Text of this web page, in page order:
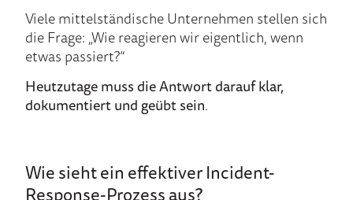
Viele mittelständische Unternehmen stellen sich
die Frage: „Wie reagieren wir eigentlich, wenn
etwas passiert?“
Heutzutage muss die Antwort darauf klar,
dokumentiert und geübt sein.
Wie sieht ein effektiver Incident-
Response-Prozess aus?